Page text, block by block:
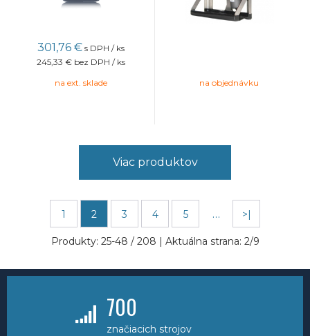
301,76 € s DPH / ks
245,33 € bez DPH / ks
na ext. sklade
na objednávku
Viac produktov
1 2 3 4 5 … >|
Produkty: 25-48 / 208 | Aktuálna strana: 2/9
700
značiacich strojov